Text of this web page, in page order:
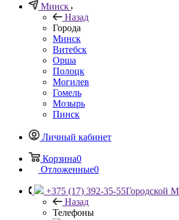
Минск
Назад
Города
Минск
Витебск
Орша
Полоцк
Могилев
Гомель
Мозырь
Пинск
Личный кабинет
Корзина0
Отложенные0
+375 (17) 392-35-55Городской
Назад
Телефоны